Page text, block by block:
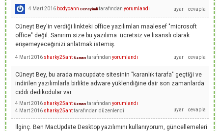
4 Mart 2016 bodycann Deneyimli tarafından yorumlandı
Cüneyt Bey'in verdiği linkteki office yazılımları maalesef "microsoft
office" değil. Sanırım size bu yazılıma ücretsiz ve lisanslı olarak
erişemeyeceğinizi anlatmak istemiş.
4 Mart 2016 sharky25ant Uzman tarafından yorumlandı
Cüneyt Bey, bu arada macupdate sitesinin "karanlık tarafa" geçtiği ve
indirilen yazılımlarla birlikte adware yüklendiğine dair son zamanlarda
ciddi dedikodular var.
4 Mart 2016 sharky25ant Uzman tarafından yorumlandı
4 Mart 2016 sharky25anttarafından düzenlendi
İlginç. Ben MacUpdate Desktop yazılımını kullanıyorum, güncellemeleri